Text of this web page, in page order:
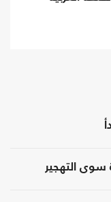
التهجير